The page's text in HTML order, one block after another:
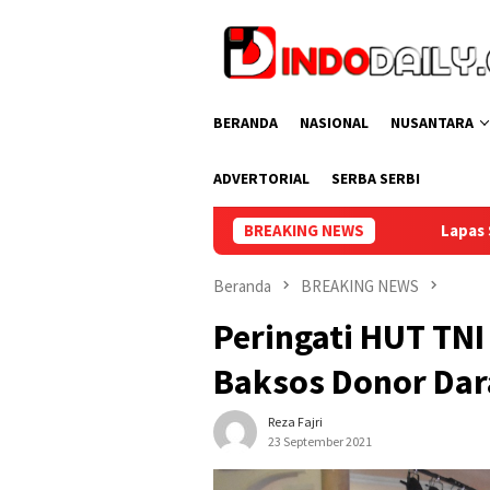
BERANDA NASIONAL NUSANTARA
ADVERTORIAL SERBA SERBI
BREAKING NEWS
Lapas Sekayu Gelar Cek Kesehatan
Beranda BREAKING NEWS
Peringati HUT
Baksos Donor
Reza Fajri
23 September 2021